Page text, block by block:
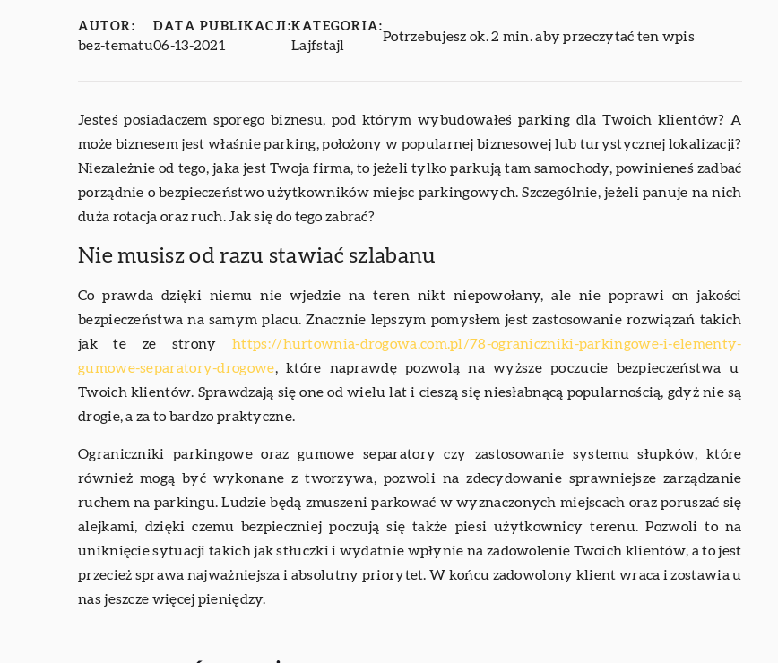
AUTOR:
bez-tematu
DATA PUBLIKACJI:
06-13-2021
KATEGORIA:
Lajfstajl
Potrzebujesz ok. 2 min. aby przeczytać ten wpis
Jesteś posiadaczem sporego biznesu, pod którym wybudowałeś parking dla Twoich klientów? A
może biznesem jest właśnie parking, położony w popularnej biznesowej lub turystycznej lokalizacji?
Niezależnie od tego, jaka jest Twoja firma, to jeżeli tylko parkują tam samochody, powinieneś zadbać
porządnie o bezpieczeństwo użytkowników miejsc parkingowych. Szczególnie, jeżeli panuje na nich
duża rotacja oraz ruch. Jak się do tego zabrać?
Nie musisz od razu stawiać szlabanu
Co prawda dzięki niemu nie wjedzie na teren nikt niepowołany, ale nie poprawi on jakości
bezpieczeństwa na samym placu. Znacznie lepszym pomysłem jest zastosowanie rozwiązań takich
jak te ze stronyhttps://hurtownia-drogowa.com.pl/78-ograniczniki-parkingowe-i-elementy-
gumowe-separatory-drogowe, które naprawdę pozwolą na wyższe poczucie bezpieczeństwa u
Twoich klientów. Sprawdzają się one od wielu lat i cieszą się niesłabnącą popularnością, gdyż nie są
drogie, a za to bardzo praktyczne.
Ograniczniki parkingowe oraz gumowe separatory czy zastosowanie systemu słupków, które
również mogą być wykonane z tworzywa, pozwoli na zdecydowanie sprawniejsze zarządzanie
ruchem na parkingu. Ludzie będą zmuszeni parkować w wyznaczonych miejscach oraz poruszać się
alejkami, dzięki czemu bezpieczniej poczują się także piesi użytkownicy terenu. Pozwoli to na
uniknięcie sytuacji takich jak stłuczki i wydatnie wpłynie na zadowolenie Twoich klientów, a to jest
przecież sprawa najważniejsza i absolutny priorytet. W końcu zadowolony klient wraca i zostawia u
nas jeszcze więcej pieniędzy.